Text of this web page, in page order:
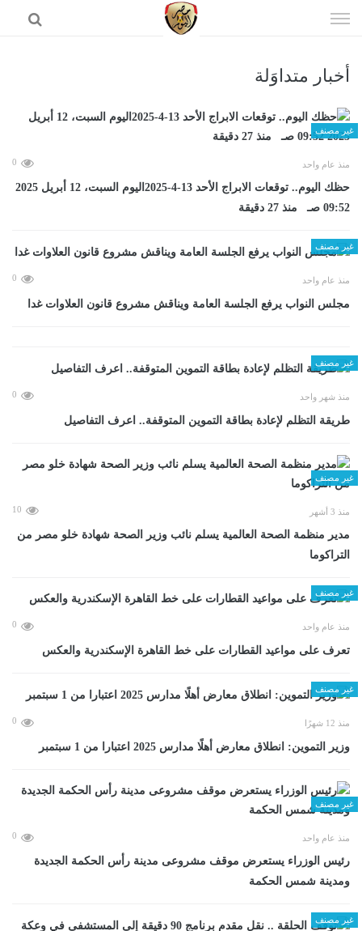
الى
أخبار متداوَلة
غير مصنف
منذ عام واحد 0
حظك اليوم.. توقعات الابراج الأحد 13-4-2025اليوم السبت، 12 أبريل 2025
09:52 صـ منذ 27 دقيقة
غير مصنف
منذ عام واحد 0
مجلس النواب يرفع الجلسة العامة ويناقش مشروع قانون العلاوات غدا
غير مصنف
منذ شهر واحد 0
طريقة التظلم لإعادة بطاقة التموين المتوقفة.. اعرف التفاصيل
غير مصنف
منذ 3 أشهر 10
مدير منظمة الصحة العالمية يسلم نائب وزير الصحة شهادة خلو مصر من
التراكوما
غير مصنف
منذ عام واحد 0
تعرف على مواعيد القطارات على خط القاهرة الإسكندرية والعكس
غير مصنف
منذ 12 شهرًا 0
وزير التموين: انطلاق معارض أهلًا مدارس 2025 اعتبارا من 1 سبتمبر
غير مصنف
منذ عام واحد 0
رئيس الوزراء يستعرض موقف مشروعى مدينة رأس الحكمة الجديدة
ومدينة شمس الحكمة
غير مصنف